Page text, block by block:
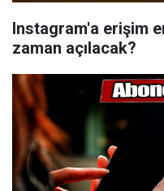
Instagram'a erişim
zaman açılacak?